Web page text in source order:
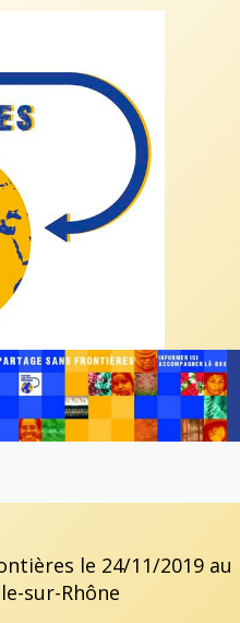
le 24/11/2019 au
sur-Rhône